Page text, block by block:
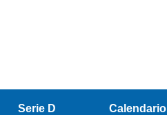
Serie D Calendario